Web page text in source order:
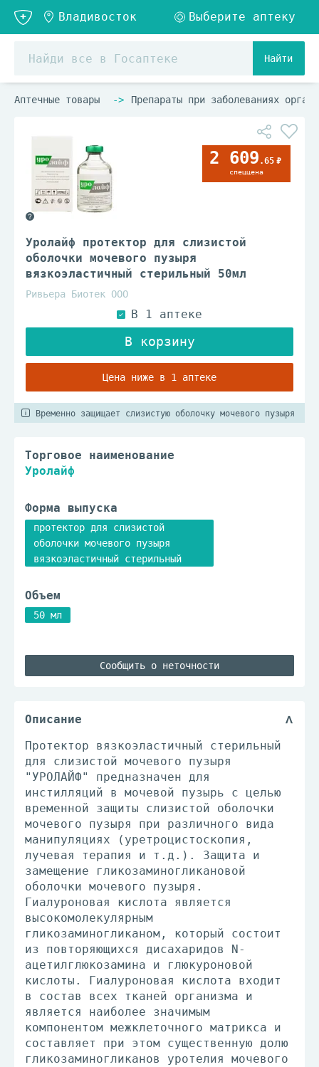
Найти
Аптечные товары Препараты при заболеваниях
Уролайф протектор для слизистой
оболочки мочевого пузыря
вязкоэластичный стерильный 50мл
Ривьера Биотек ООО
Цена ниже в 1 аптеке
2 609 .65
спеццена
Временно защищает слизистую оболочку мочевого пузыря
Торговое наименование
Уролайф
Форма выпуска
протектор для слизистой
оболочки мочевого пузыря
вязкоэластичный стерильный
Объем
50 мл
Сообщить о неточности
Описание
Протектор вязкоэластичный стерильный
для слизистой мочевого пузыря
"УРОЛАЙФ" предназначен для
инстилляций в мочевой пузырь с целью
временной защиты слизистой оболочки
мочевого пузыря при различного вида
манипуляциях (уретроцистоскопия,
лучевая терапия и т.д.). Защита и
замещение гликозаминогликановой
оболочки мочевого пузыря.
Гиалуроновая кислота является
высокомолекулярным
гликозаминогликаном, который состоит
из повторяющихся дисахаридов N-
ацетилглюкозамина и глюкуроновой
кислоты. Гиалуроновая кислота входит
в состав всех тканей организма и
является наиболее значимым
компонентом межклеточного матрикса и
составляет при этом существенную долю
гликозаминогликанов уротелия мочевого